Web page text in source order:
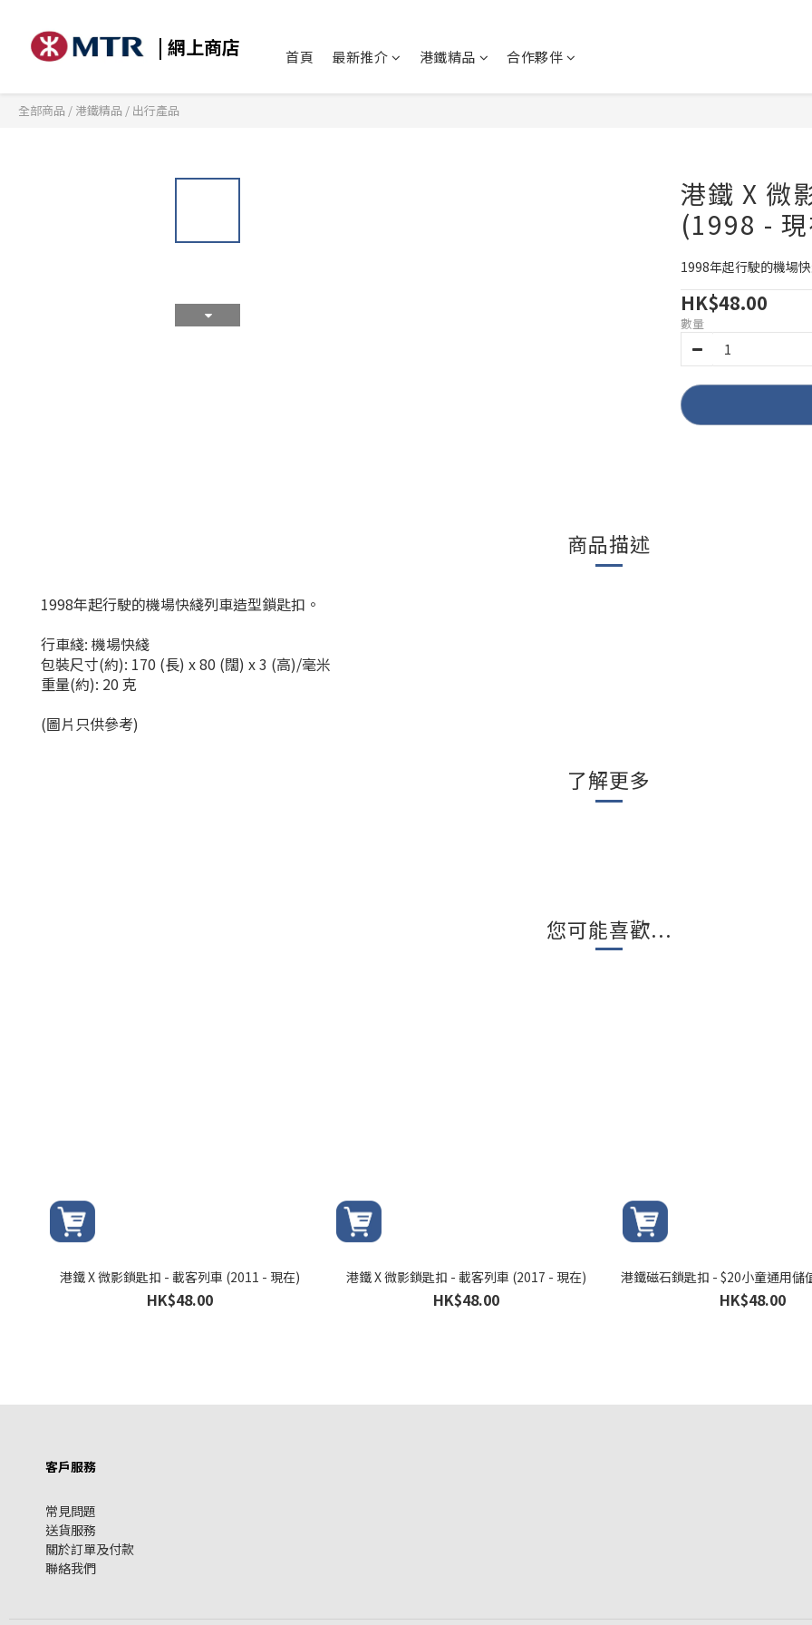
| 網上商店 首頁 最新推介 港鐵精品 合作夥伴
全部商品 / 港鐵精品 / 出行產品
港鐵 X 微
(1998 -
1998年起行駛的機場
HK$48.00
數量
商品描述
1998年起行駛的機場快綫列車造型鎖匙扣。
行車綫: 機場快綫
包裝尺寸(約): 170 (長) x 80 (闊) x 3 (高)/毫米
重量(約): 20 克
(圖片只供參考)
了解更多
您可能喜歡...
港鐵 X 微影鎖匙扣 - 載客列車 (2011 - 現在)
HK$48.00
港鐵 X 微影鎖匙扣 - 載客列車 (2017 - 現在)
HK$48.00
港鐵磁石鎖匙扣 - $20小童通用儲
HK$48.00
客戶服務
常見問題
送貨服務
關於訂單及付款
聯絡我們